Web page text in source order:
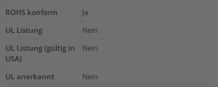
ROHS konform
Ja
UL Listung
Nein
UL Listung (gültig in
USA)
Nein
UL anerkannt
Nein